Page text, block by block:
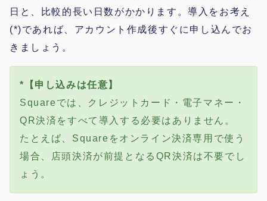
日と、比較的長い日数がかかります。導入をお考え
(*)であれば、アカウント作成後すぐに申し込んでお
きましょう。
*【申し込みは任意】
Squareでは、クレジットカード・電子マネー・
QR決済をすべて導入する必要はありません。
たとえば、Squareをオンライン決済専用で使う
場合、店頭決済が前提となるQR決済は不要でし
ょう。